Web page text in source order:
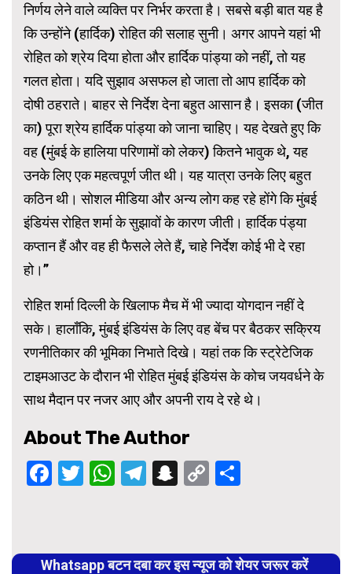
निर्णय लेने वाले व्यक्ति पर निर्भर करता है। सबसे बड़ी बात यह है
कि उन्होंने (हार्दिक) रोहित की सलाह सुनी। अगर आपने यहां भी
रोहित को श्रेय दिया होता और हार्दिक पांड्या को नहीं, तो यह
गलत होता। यदि सुझाव असफल हो जाता तो आप हार्दिक को
दोषी ठहराते। बाहर से निर्देश देना बहुत आसान है। इसका (जीत
का) पूरा श्रेय हार्दिक पांड्या को जाना चाहिए। यह देखते हुए कि
वह (मुंबई के हालिया परिणामों को लेकर) कितने भावुक थे, यह
उनके लिए एक महत्वपूर्ण जीत थी। यह यात्रा उनके लिए बहुत
कठिन थी। सोशल मीडिया और अन्य लोग कह रहे होंगे कि मुंबई
इंडियंस रोहित शर्मा के सुझावों के कारण जीती। हार्दिक पंड्या
कप्तान हैं और वह ही फैसले लेते हैं, चाहे निर्देश कोई भी दे रहा
हो।”
रोहित शर्मा दिल्ली के खिलाफ मैच में भी ज्यादा योगदान नहीं दे
सके। हालाँकि, मुंबई इंडियंस के लिए वह बेंच पर बैठकर सक्रिय
रणनीतिकार की भूमिका निभाते दिखे। यहां तक ​​कि स्ट्रेटेजिक
टाइमआउट के दौरान भी रोहित मुंबई इंडियंस के कोच जयवर्धने के
साथ मैदान पर नजर आए और अपनी राय दे रहे थे।
About The Author
Facebook
Twitter
WhatsApp
Telegram
Snapchat
Copy
Reading
Whatsapp बटन दबा कर इस न्यूज को शेयर जरूर करें